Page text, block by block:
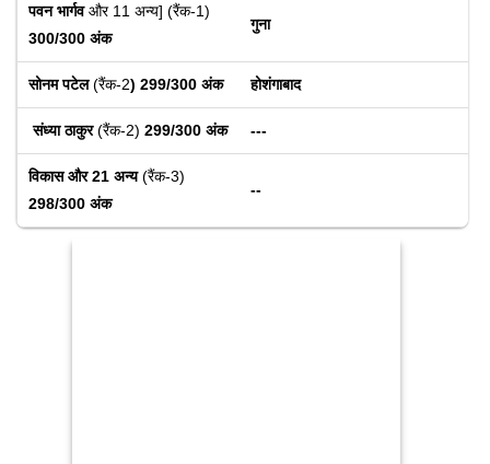
पवन भार्गव और 11 अन्य] (रैंक-1)
300/300 अंक
गुना
सोनम पटेल (रैंक-2) 299/300 अंक होशंगाबाद
संध्या ठाकुर (रैंक-2) 299/300 अंक ---
विकास और 21 अन्य (रैंक-3)
298/300 अंक
--